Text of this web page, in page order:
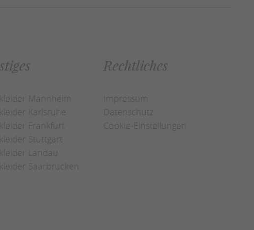
Mannheim
Karlsruhe
Frankfurt
Stuttgart
Landau
Saarbrücken
Rechtliches
Impressum
Datenschutz
Cookie-Einstellungen